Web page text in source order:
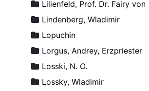
Lilienfeld, Prof. Dr. Fairy von
Lindenberg, Wladimir
Lopuchin
Lorgus, Andrey, Erzpriester
Losski, N. O.
Lossky, Wladimir